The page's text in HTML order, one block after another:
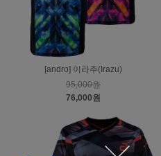
[andro] 이라주(Irazu)
95,000원
76,000원